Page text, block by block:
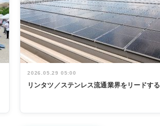
2026.05.29 05:00
リンタツ／ステンレス流通業界をリードする